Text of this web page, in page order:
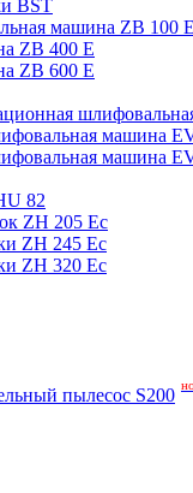
BST
машина ZB 100
ZB 400 E
ZB 600 E
машина
машина
82
ZH 205 Ec
ZH 245 Ec
ZH 320 Ec
пылесос S200